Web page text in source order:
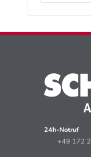
24h-Notruf
+49 172